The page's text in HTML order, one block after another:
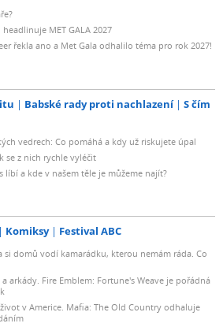
headlinuje MET GALA 2027
řekla ano a Met Gala odhalilo téma pro rok 2027!
Babské rady proti nachlazení
S čím
vedrech: Co pomáhá a kdy už riskujete úpal
se z nich rychle vyléčit
líbí a kde v našem těle je můžeme najít?
Komiksy Festival ABC
domů vodí kamarádku, kterou nemám ráda. Co
arkády. Fire Emblem: Fortune's Weave je pořádná
v Americe. Mafia: The Old Country odhaluje